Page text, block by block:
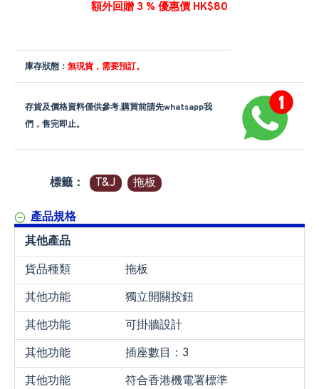
額外回贈 3 % 優惠價 HK$80
庫存狀態： 無現貨，需要預訂。
存貨及價格資料僅供參考,購買前請先whatsapp我
們，售完即止。
標籤： T&J 拖板
產品規格
其他產品
貨品種類
拖板
其他功能
獨立開關按鈕
其他功能
可掛牆設計
其他功能
插座數目：3
其他功能
符合香港機電署標準